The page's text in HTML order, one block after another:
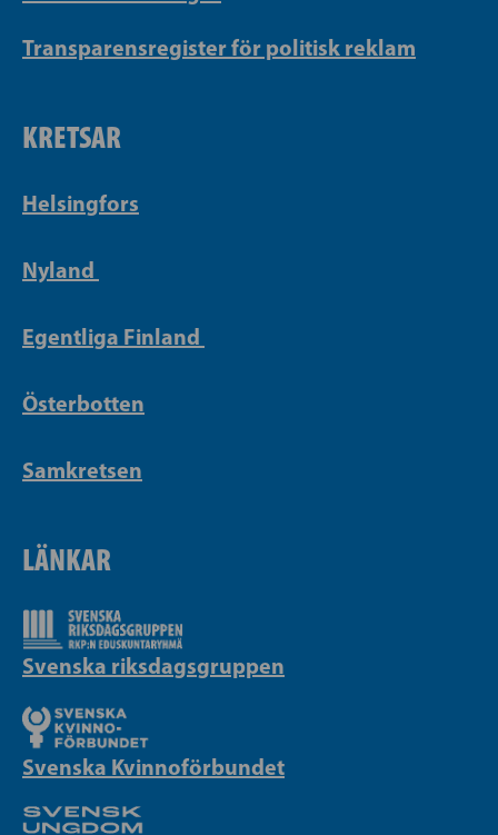
Transparensregister för politisk reklam
KRETSAR
Helsingfors
Nyland
Egentliga Finland
Österbotten
Samkretsen
LÄNKAR
Svenska riksdagsgruppen
Svenska Kvinnoförbundet